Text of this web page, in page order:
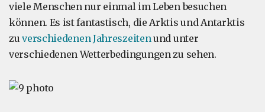
viele Menschen nur einmal im Leben besuchen
können. Es ist fantastisch, die Arktis und Antarktis
zuverschiedenen Jahreszeitenund unter
verschiedenen Wetterbedingungen zu sehen.